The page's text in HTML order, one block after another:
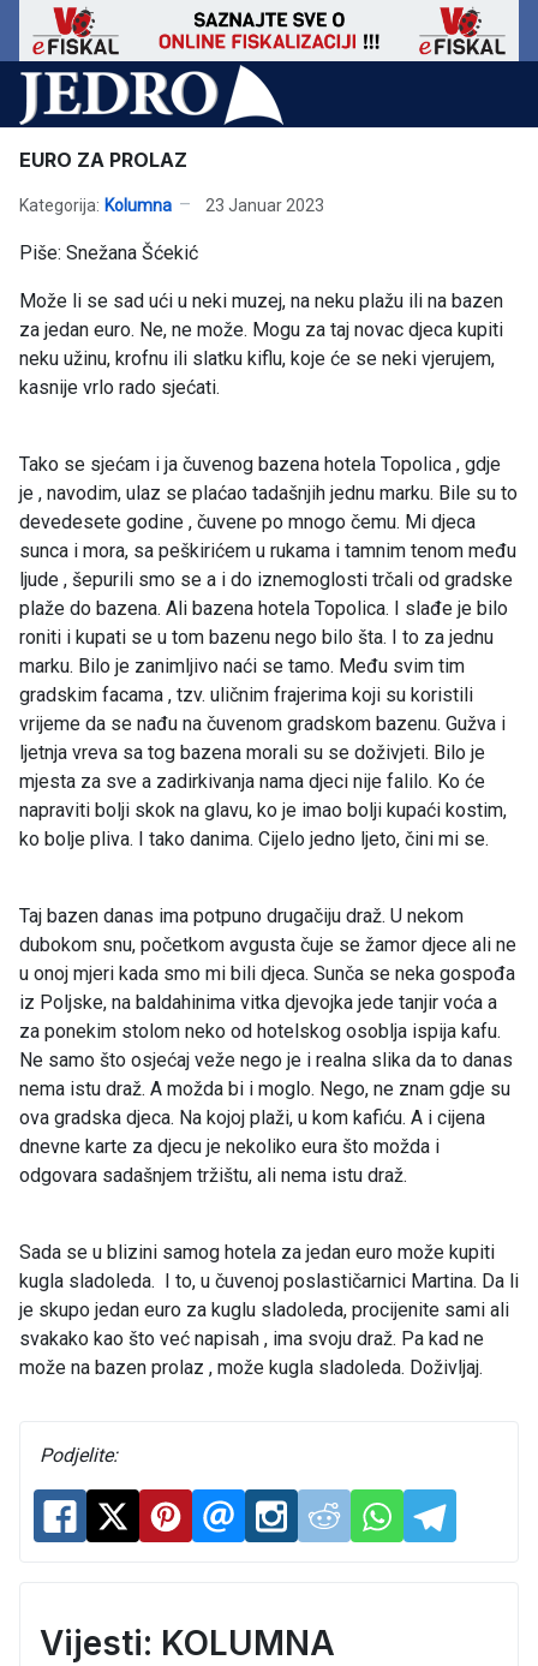
EURO ZA PROLAZ
Kategorija: Kolumna 23 Januar 2023
Piše: Snežana Šćekić
Može li se sad ući u neki muzej, na neku plažu ili na bazen
za jedan euro. Ne, ne može. Mogu za taj novac djeca kupiti
neku užinu, krofnu ili slatku kiflu, koje će se neki vjerujem,
kasnije vrlo rado sjećati.
Tako se sjećam i ja čuvenog bazena hotela Topolica , gdje
je , navodim, ulaz se plaćao tadašnjih jednu marku. Bile su to
devedesete godine , čuvene po mnogo čemu. Mi djeca
sunca i mora, sa peškirićem u rukama i tamnim tenom među
ljude , šepurili smo se a i do iznemoglosti trčali od gradske
plaže do bazena. Ali bazena hotela Topolica. I slađe je bilo
roniti i kupati se u tom bazenu nego bilo šta. I to za jednu
marku. Bilo je zanimljivo naći se tamo. Među svim tim
gradskim facama , tzv. uličnim frajerima koji su koristili
vrijeme da se nađu na čuvenom gradskom bazenu. Gužva i
ljetnja vreva sa tog bazena morali su se doživjeti. Bilo je
mjesta za sve a zadirkivanja nama djeci nije falilo. Ko će
napraviti bolji skok na glavu, ko je imao bolji kupaći kostim,
ko bolje pliva. I tako danima. Cijelo jedno ljeto, čini mi se.
Taj bazen danas ima potpuno drugačiju draž. U nekom
dubokom snu, početkom avgusta čuje se žamor djece ali ne
u onoj mjeri kada smo mi bili djeca. Sunča se neka gospođa
iz Poljske, na baldahinima vitka djevojka jede tanjir voća a
za ponekim stolom neko od hotelskog osoblja ispija kafu.
Ne samo što osjećaj veže nego je i realna slika da to danas
nema istu draž. A možda bi i moglo. Nego, ne znam gdje su
ova gradska djeca. Na kojoj plaži, u kom kafiću. A i cijena
dnevne karte za djecu je nekoliko eura što možda i
odgovara sadašnjem tržištu, ali nema istu draž.
Sada se u blizini samog hotela za jedan euro može kupiti
kugla sladoleda. I to, u čuvenoj poslastičarnici Martina. Da li
je skupo jedan euro za kuglu sladoleda, procijenite sami ali
svakako kao što već napisah , ima svoju draž. Pa kad ne
može na bazen prolaz , može kugla sladoleda. Doživljaj.
Podjelite:
Vijesti: KOLUMNA